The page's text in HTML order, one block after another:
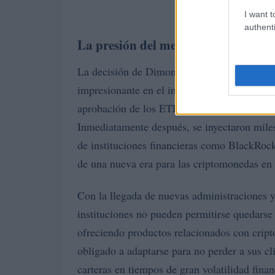
I want
La presión del mercado
La decisión de Dimon no surge de la nada.
impresionante en el interés y la
aprobación de los ETFs de Bitcoin por
Inmediatamente después, se inyectaron
de instituciones financieras como
de una nueva era para las criptomonedas
Con la llegada de nuevas administraciones
instituciones no pueden permitirse
ofreciendo productos relacionados con
obligado a adaptarse para no perder a sus
carteras en tiempos de gran volatilidad